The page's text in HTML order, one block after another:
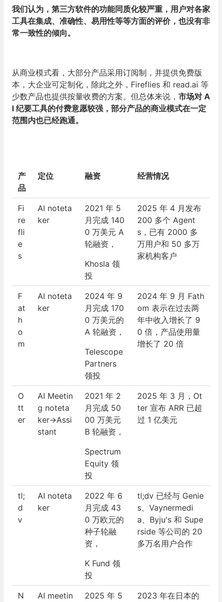
我们认为，第三方软件的功能同质化较严重，用户对各家
工具在集成、准确性、易用性等等方面的评价，也没有非
常一致性的倾向。
从商业模式看，大部分产品采用订阅制，并提供免费版
本，大企业可定制化，除此之外，Fireflies 和 read.ai 等
少数产品也提供按量收费的方案。但总体来说， 市场对 A
I 纪要工具的付费意愿较强，部分产品的商业模式在一定
范围内也已经跑通。
产
品
定位 融资 经营情况
Fi
re
fli
e
s
Al noteta
ker
2021 年 5
月完成 140
0 万美元 A
轮融资，
Khosla 领
投
2025 年 4 月发布
200 多个 Agent
s，已有 2000 多
万用户和 50 多万
家机构客户
F
at
h
o
m
Al noteta
ker
2024 年 9
月完成 170
0 万美元的
A 轮融资，
Telescope
Partners
领投
2024 年 9 月 Fath
om 表示在过去两
年中收入增长了 9
0 倍，产品使用量
增长了 20 倍
O
tt
er
AI Meetin
g noteta
ker→Assi
stant
2021 年 2
月完成 50
00 万美元
B 轮融资，
Spectrum
Equity 领
投
2025 年 3 月，Ot
ter 宣布 ARR 已超
过 1 亿美元
tl;
d
v
AI noteta
ker
2022 年 6
月完成 43
0 万欧元的
种子轮融
资，
K Fund 领
投
tl;dv 已经与 Genie
s、Vaynermedi
a、Byju's 和 Supe
rside 等公司的 20
多万名用户合作
N
AI meetin
2025 年 5
2023 年在日本的